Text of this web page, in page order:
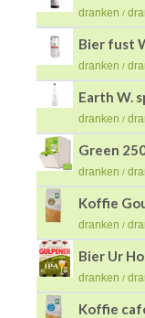
dranken /
Bier fust
dranken /
Earth W.
dranken /
Green
dranken /
Koffie
dranken /
Bier Ur
dranken /
Koffie